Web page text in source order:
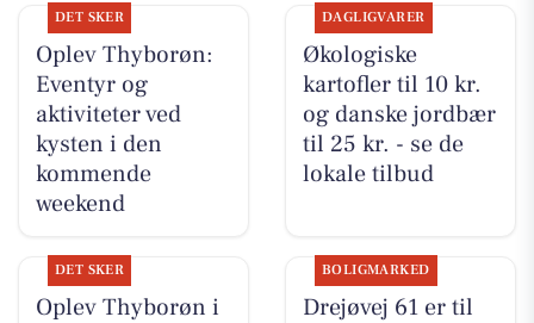
DET SKER
Oplev Thyborøn:
Eventyr og
aktiviteter ved
kysten i den
kommende
weekend
DAGLIGVARER
Økologiske
kartofler til 10 kr.
og danske jordbær
til 25 kr. - se de
lokale tilbud
DET SKER
Oplev Thyborøn i
BOLIGMARKED
Drejøvej 61 er til